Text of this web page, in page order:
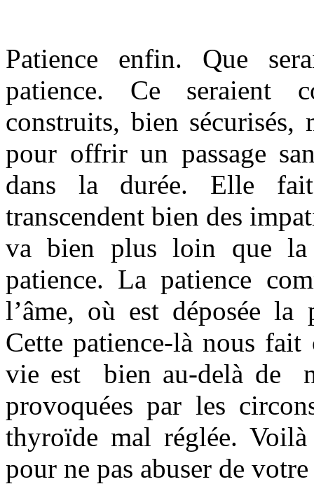
Patience enfin. Que
patience. Ce seraient
construits, bien
pour offrir un passage
dans la durée. Elle
transcendent bien des
va bien plus loin que
patience. La patience
l’âme, où est déposée
Cette patience-là nous fait
vie est bien au-delà de
provoquées par les
thyroïde mal réglée.
pour ne pas abuser de